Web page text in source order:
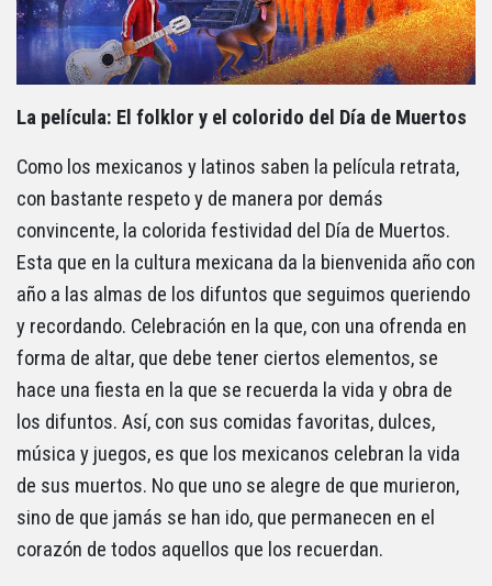
La película: El folklor y el colorido del Día de Muertos
Como los mexicanos y latinos saben la película retrata,
con bastante respeto y de manera por demás
convincente, la colorida festividad del Día de Muertos.
Esta que en la cultura mexicana da la bienvenida año con
año a las almas de los difuntos que seguimos queriendo
y recordando. Celebración en la que, con una ofrenda en
forma de altar, que debe tener ciertos elementos, se
hace una fiesta en la que se recuerda la vida y obra de
los difuntos. Así, con sus comidas favoritas, dulces,
música y juegos, es que los mexicanos celebran la vida
de sus muertos. No que uno se alegre de que murieron,
sino de que jamás se han ido, que permanecen en el
corazón de todos aquellos que los recuerdan.